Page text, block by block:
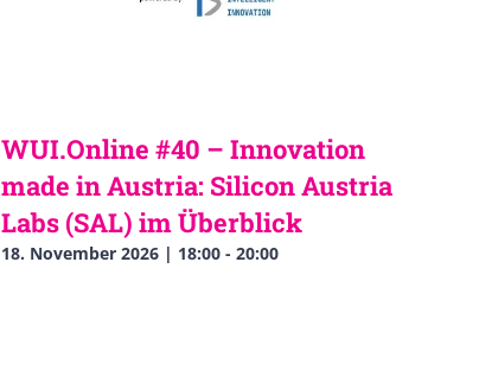
WUI.Online #40 – Innovation
made in Austria: Silicon Austria
Labs (SAL) im Überblick
18. November 2026 | 18:00- 20:00